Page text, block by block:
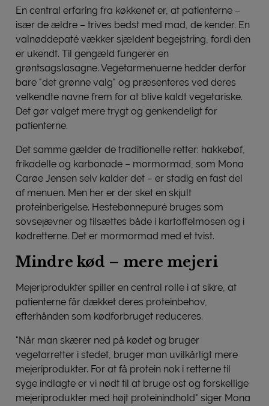
En central erfaring fra køkkenet er, at patienterne –
især de ældre – trives bedst med mad, de kender. En
valnøddepaté vækker sjældent begejstring, fordi den
er ukendt. Til gengæld fungerer en
grøntsagslasagne. Vegetarmenuerne hedder derfor
bare "det grønne valg" og præsenteres ved deres
velkendte navne frem for at blive kaldt vegetariske.
Det gør valget mere trygt og genkendeligt for
patienterne.
Det samme gælder de traditionelle retter: hakkebøf,
frikadelle og karbonade – mormormad, som Mona
Carøe Jensen selv kalder det – er stadig en fast del
af menuen. Men her er der sket en skjult
proteinberigelse. Hestebønnepuré bruges som
sovsejævner og tilsættes både i kartoffelmosen og i
kødretterne. Det er mormormad med et tvist.
Mindre kød – mere mejeri
Mejeriprodukter spiller en central rolle i at sikre, at
patienterne får dækket deres proteinbehov,
efterhånden som kødforbruget reduceres.
"Når man skærer ned på kødet og bruger
vegetarretter i stedet, bruger man uvilkårligt mere
mejeriprodukter. For at få protein nok i retterne til
syge indlagte er vi nødt til at bruge ost og forskellige
mejeriprodukter med højt proteinindhold" siger Mona